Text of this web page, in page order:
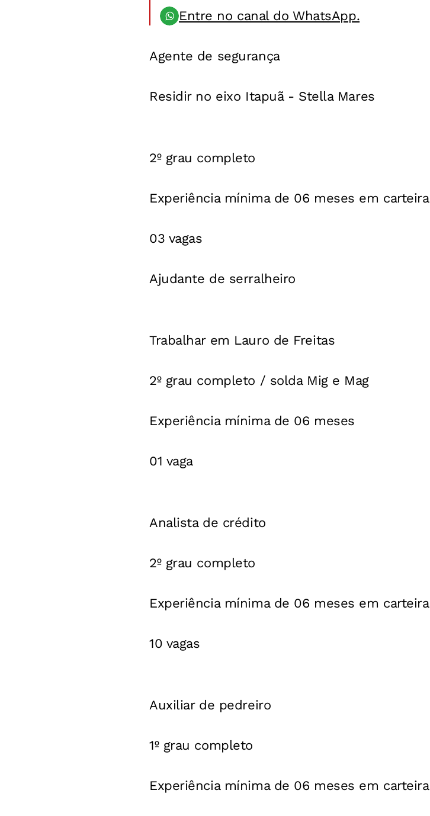
Entre no canal do WhatsApp.
Agente de segurança
Residir no eixo Itapuã - Stella Mares
2º grau completo
Experiência mínima de 06 meses em carteira
03 vagas
Ajudante de serralheiro
Trabalhar em Lauro de Freitas
2º grau completo / solda Mig e Mag
Experiência mínima de 06 meses
01 vaga
Analista de crédito
2º grau completo
Experiência mínima de 06 meses em carteira
10 vagas
Auxiliar de pedreiro
1º grau completo
Experiência mínima de 06 meses em carteira